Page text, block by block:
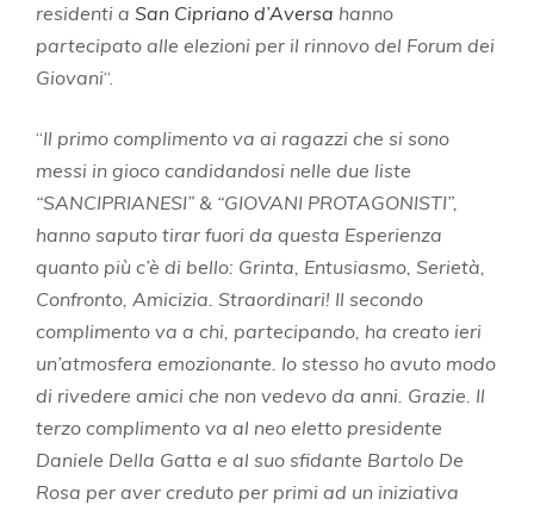
residenti a San Cipriano d’Aversa hanno
partecipato alle elezioni per il rinnovo del Forum dei
Giovani“.
“Il primo complimento va ai ragazzi che si sono
messi in gioco candidandosi nelle due liste
“SANCIPRIANESI” & “GIOVANI PROTAGONISTI”,
hanno saputo tirar fuori da questa Esperienza
quanto più c’è di bello: Grinta, Entusiasmo, Serietà,
Confronto, Amicizia. Straordinari! Il secondo
complimento va a chi, partecipando, ha creato ieri
un’atmosfera emozionante. Io stesso ho avuto modo
di rivedere amici che non vedevo da anni. Grazie. Il
terzo complimento va al neo eletto presidente
Daniele Della Gatta e al suo sfidante Bartolo De
Rosa per aver creduto per primi ad un iniziativa